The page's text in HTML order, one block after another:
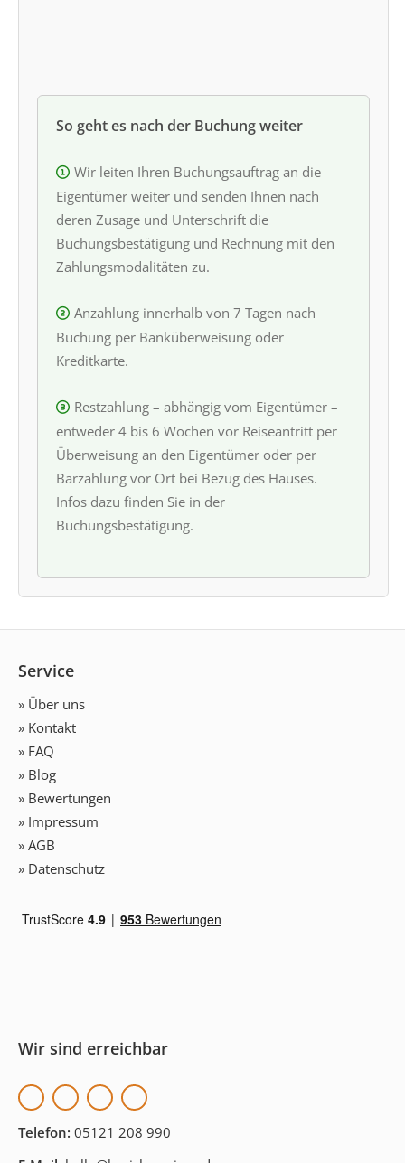
So geht es nach der Buchung weiter
Wir leiten Ihren Buchungsauftrag an die
Eigentümer weiter und senden Ihnen nach
deren Zusage und Unterschrift die
Buchungsbestätigung und Rechnung mit den
Zahlungsmodalitäten zu.
Anzahlung innerhalb von 7 Tagen nach
Buchung per Banküberweisung oder
Kreditkarte.
Restzahlung – abhängig vom Eigentümer –
entweder 4 bis 6 Wochen vor Reiseantritt per
Überweisung an den Eigentümer oder per
Barzahlung vor Ort bei Bezug des Hauses.
Infos dazu finden Sie in der
Buchungsbestätigung.
Service
» Über uns
» Kontakt
» FAQ
» Blog
» Bewertungen
» Impressum
» AGB
» Datenschutz
Wir sind erreichbar
Telefon: 05121 208 990